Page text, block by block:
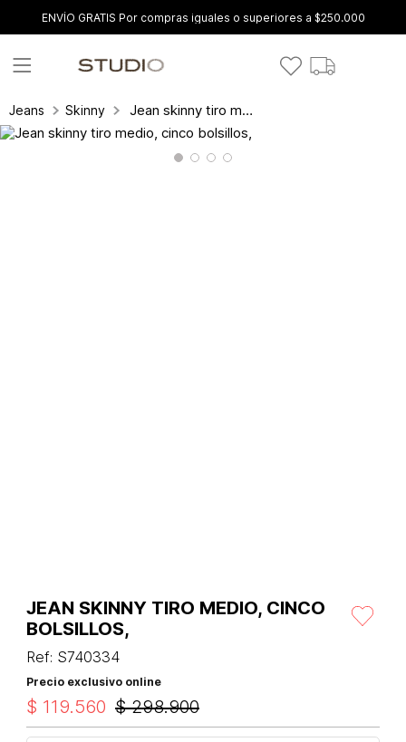
ENVÍO GRATIS Por compras iguales o superiores a $250.000
Jeans Skinny Jean skinny tiro medio, cinco bolsillos,
JEAN SKINNY TIRO MEDIO, CINCO
BOLSILLOS,
Ref: S740334
Precio exclusivo online
$ 298.900
$ 119.560